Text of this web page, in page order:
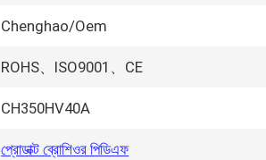
Chenghao/Oem
ROHS、ISO9001、CE
CH350HV40A
প্রোডাক্ট ব্রোশিওর পিডিএফ